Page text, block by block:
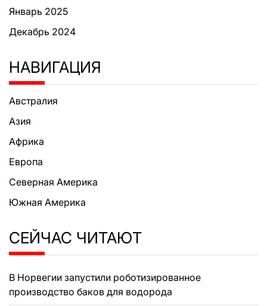
Январь 2025
Декабрь 2024
НАВИГАЦИЯ
Австралия
Азия
Африка
Европа
Северная Америка
Южная Америка
СЕЙЧАС ЧИТАЮТ
В Норвегии запустили роботизированное
производство баков для водорода